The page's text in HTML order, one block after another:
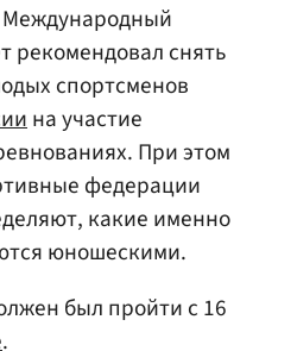
Международный
рекомендовал снять
спортсменов
на участие
При этом
федерации
какие именно
юношескими.
был пройти с 16
.